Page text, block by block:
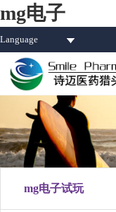
mg电子
Language
mg电子试玩